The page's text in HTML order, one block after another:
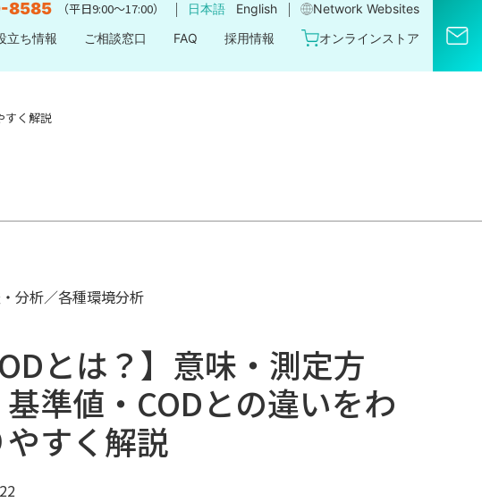
8585 （平日9:00〜17:00） ｜ 日本語 English ｜
Network Websites​
立ち情報 ご相談窓口 FAQ 採用情報 オンラインストア
すく解説
分析／各種環境分析
とは？】意味・測定方
準値・CODとの違いをわ
すく解説